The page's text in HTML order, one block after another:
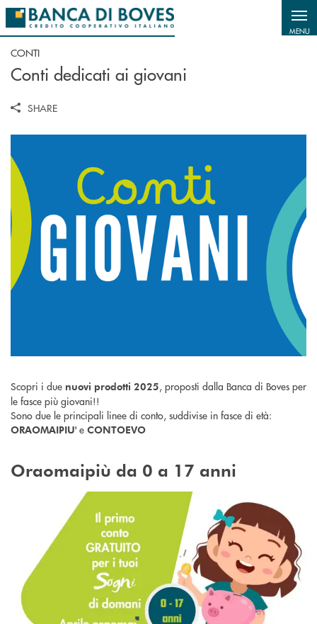
Salta al contenuto principale
MENU
CONTI
Conti dedicati ai giovani
SHARE
Scopri i due nuovi prodotti 2025, proposti dalla Banca di Boves per
le fasce più giovani!!
Sono due le principali linee di conto, suddivise in fasce di età:
ORAOMAIPIU' e CONTOEVO
Oraomaipiù da 0 a 17 anni